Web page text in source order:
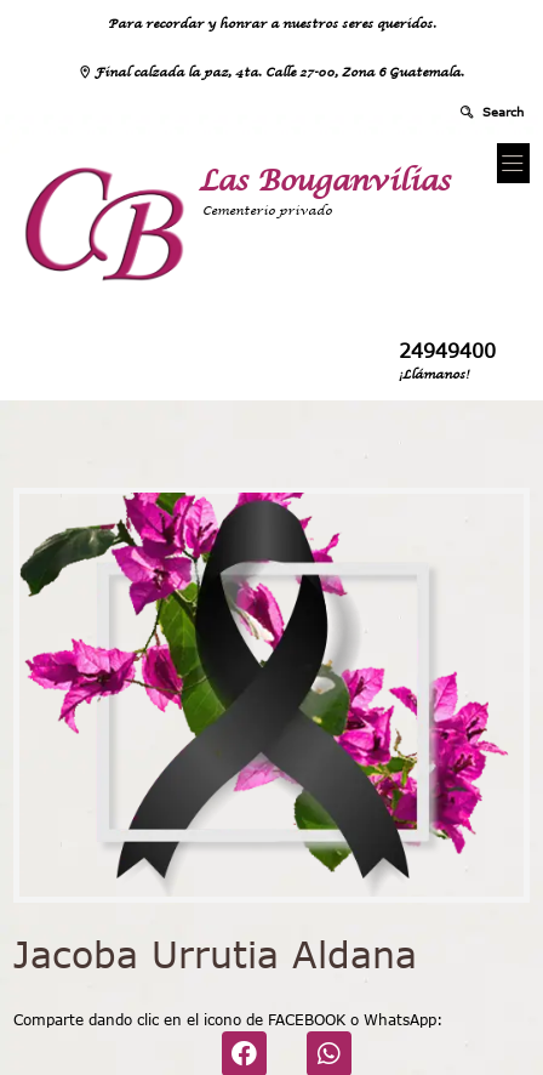
Para recordar y honrar a nuestros seres queridos.
Final calzada la paz, 4ta. Calle 27-00, Zona 6 Guatemala.
Las Bouganvilias
Cementerio privado
24949400
¡Llámanos!
Jacoba Urrutia Aldana
Comparte dando clic en el icono de FACEBOOK o WhatsApp: